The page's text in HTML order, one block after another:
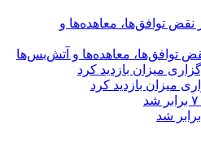
توافق‌ها، معاهده‌ها و آتش‌بس‌ها
میزان بازدید کرد